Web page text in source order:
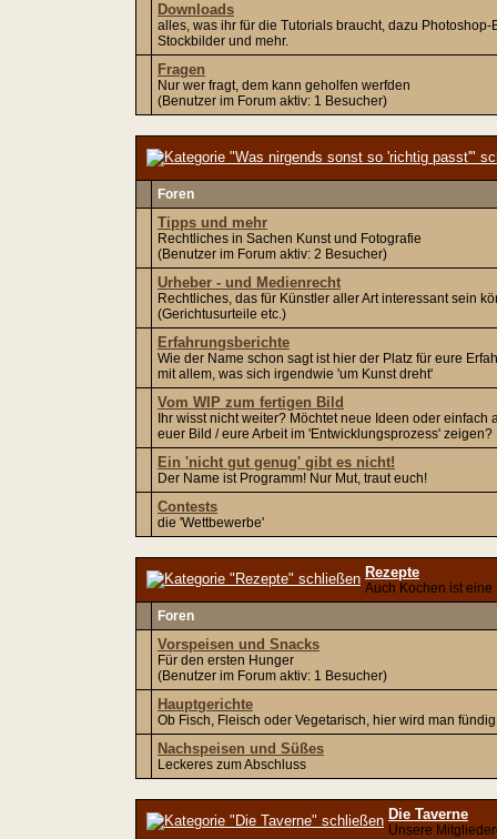
Downloads
alles, was ihr für die Tutorials braucht, dazu Photoshop-
Stockbilder und mehr.
Fragen
Nur wer fragt, dem kann geholfen werfden
(Benutzer im Forum aktiv: 1 Besucher)
Foren
Tipps und mehr
Rechtliches in Sachen Kunst und Fotografie
(Benutzer im Forum aktiv: 2 Besucher)
Urheber - und Medienrecht
Rechtliches, das für Künstler aller Art interessant sein
(Gerichtusurteile etc.)
Erfahrungsberichte
Wie der Name schon sagt ist hier der Platz für eure
mit allem, was sich irgendwie 'um Kunst dreht'
Vom WIP zum fertigen Bild
Ihr wisst nicht weiter? Möchtet neue Ideen oder einfach
euer Bild / eure Arbeit im 'Entwicklungsprozess' zeigen?
Ein 'nicht gut genug' gibt es nicht!
Der Name ist Programm! Nur Mut, traut euch!
Contests
die 'Wettbewerbe'
Rezepte
Auch Kochen ist eine
Foren
Vorspeisen und Snacks
Für den ersten Hunger
(Benutzer im Forum aktiv: 1 Besucher)
Hauptgerichte
Ob Fisch, Fleisch oder Vegetarisch, hier wird man fündig
Nachspeisen und Süßes
Leckeres zum Abschluss
Die Taverne
Unsere